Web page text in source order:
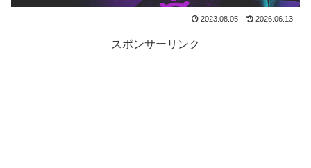
2023.08.05 2026.06.13
スポンサーリンク